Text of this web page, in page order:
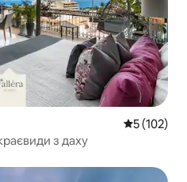
Середня
5 (102)
з даху